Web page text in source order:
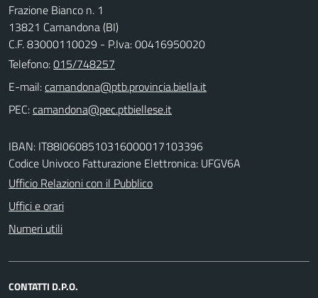
Frazione Bianco n. 1
13821 Camandona (BI)
C.F. 83000110029 - P.Iva: 00416950020
Telefono:015/748257
E-mail:
PEC:
IBAN: IT88I0608510316000017103396
Codice Univoco Fatturazione Elettronica: UFGV6A
Ufficio Relazioni con il Pubblico
Uffici e orari
Numeri utili
CONTATTI D.P.O.